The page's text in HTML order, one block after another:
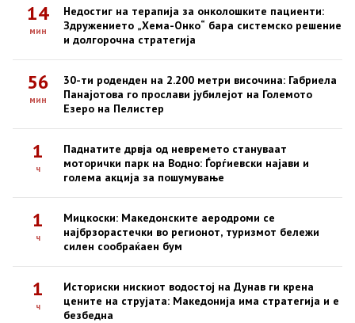
14
мин
Недостиг на терапија за онколошките пациенти:
Здружението „Хема-Онко“ бара системско решение
и долгорочна стратегија
56
мин
30-ти роденден на 2.200 метри височина: Габриела
Панајотова го прослави јубилејот на Големото
Езеро на Пелистер
1
ч
Паднатите дрвја од невремето стануваат
моторички парк на Водно: Ѓорѓиевски најави и
голема акција за пошумување
1
ч
Мицкоски: Македонските аеродроми се
најбрзорастечки во регионот, туризмот бележи
силен сообраќаен бум
1
ч
Историски нискиот водостој на Дунав ги крена
цените на струјата: Македонија има стратегија и е
безбедна